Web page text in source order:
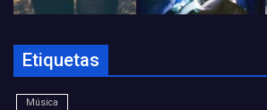
Etiquetas
Música